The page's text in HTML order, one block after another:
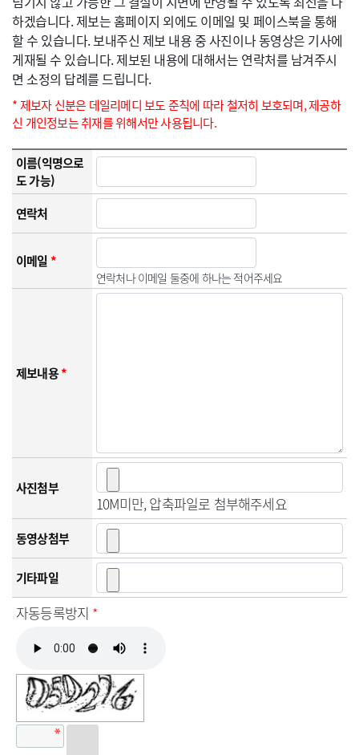
하겠습니다. 제보는 홈페이지 외에도 이메일 및 페이스북을 통해
할 수 있습니다. 보내주신 제보 내용 중 사진이나 동영상은 기사에
게재될 수 있습니다. 제보된 내용에 대해서는 연락처를 남겨주시
면 소정의 답례를 드립니다.
* 제보자 신분은 데일리메디 보도 준칙에 따라 철저히 보호되며, 제공하
신 개인정보는 취재를 위해서만 사용됩니다.
이름(익명으로
도 가능)
연락처
이메일*
연락처나 이메일 둘중에 하나는 적어주세요
제보내용*
사진첨부
10M미만, 압축파일로 첨부해주세요
동영상첨부
기타파일
자동등록방지 *